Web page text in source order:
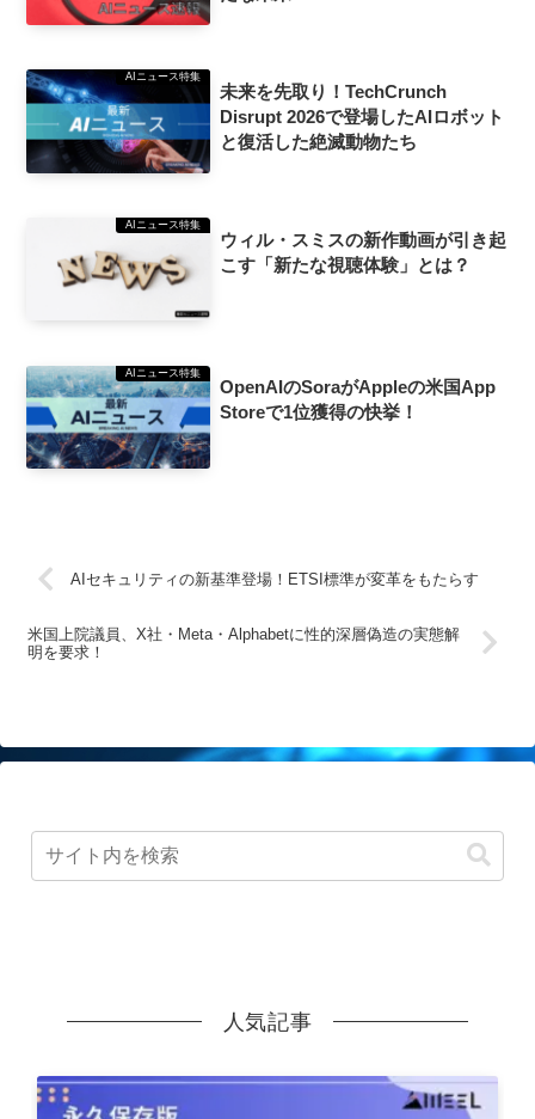
AIニュース特集
未来を先取り！TechCrunch
Disrupt 2026で登場したAIロボット
と復活した絶滅動物たち
AIニュース特集
ウィル・スミスの新作動画が引き起
こす「新たな視聴体験」とは？
AIニュース特集
OpenAIのSoraがAppleの米国App
Storeで1位獲得の快挙！
AIセキュリティの新基準登場！ETSI標準が変革をもたらす
米国上院議員、X社・Meta・Alphabetに性的深層偽造の実態解
明を要求！
人気記事